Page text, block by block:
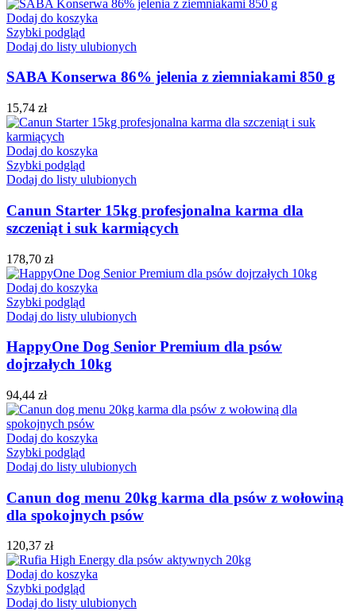
Dodaj do koszyka
Szybki podgląd
Dodaj do listy ulubionych
SABA Konserwa 86% jelenia z ziemniakami 850 g
15,74 zł
Dodaj do koszyka
Szybki podgląd
Dodaj do listy ulubionych
Canun Starter 15kg profesjonalna karma dla
szczeniąt i suk karmiących
178,70 zł
Dodaj do koszyka
Szybki podgląd
Dodaj do listy ulubionych
HappyOne Dog Senior Premium dla psów
dojrzałych 10kg
94,44 zł
Dodaj do koszyka
Szybki podgląd
Dodaj do listy ulubionych
Canun dog menu 20kg karma dla psów z wołowiną
dla spokojnych psów
120,37 zł
Dodaj do koszyka
Szybki podgląd
Dodaj do listy ulubionych